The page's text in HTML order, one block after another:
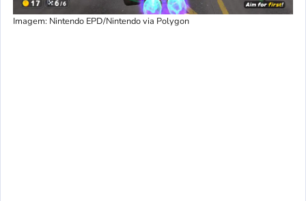
Imagem: Nintendo EPD/Nintendo via Polygon